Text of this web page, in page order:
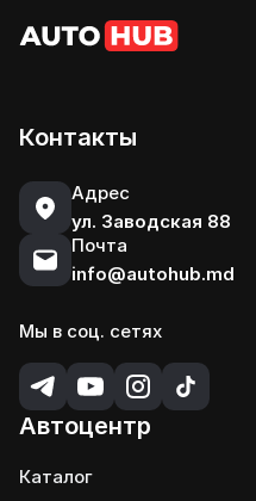
Контакты
Адрес
ул. Заводская 88
Почта
info@autohub.md
Мы в соц. сетях
Автоцентр
Каталог